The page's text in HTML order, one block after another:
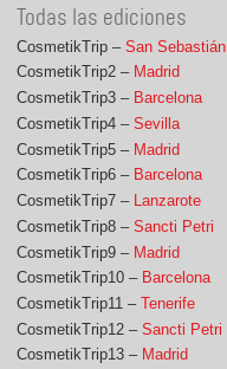
Todas las ediciones
CosmetikTrip –San Sebastián
CosmetikTrip2 – Madrid
CosmetikTrip3 – Barcelona
CosmetikTrip4 –Sevilla
CosmetikTrip5 – Madrid
CosmetikTrip6 – Barcelona
CosmetikTrip7 – Lanzarote
CosmetikTrip8 –Sancti Petri
CosmetikTrip9 – Madrid
CosmetikTrip10 – Barcelona
CosmetikTrip11 –Tenerife
CosmetikTrip12 –Sancti Petri
CosmetikTrip13 – Madrid